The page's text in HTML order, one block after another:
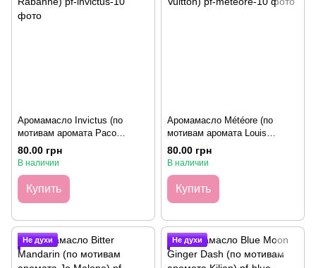
Аромамасло Invictus (по
мотивам аромата Paco
Rabanne), 10 грамм
80.00 грн
В наличии
Купить
Аромамасло Météore (по
мотивам аромата Louis
Vuitton), 10 грамм
80.00 грн
В наличии
Купить
Не духи Не духи